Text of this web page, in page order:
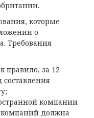
которые
о
Требования
правило, за 12
компании
должна